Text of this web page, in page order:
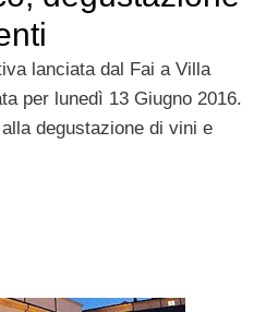
lanciata dal Fai a Villa
per lunedì 13 Giugno 2016.
degustazione di vini e